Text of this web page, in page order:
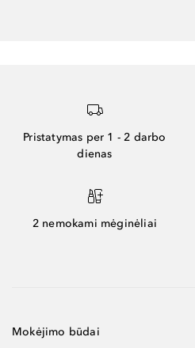
Pristatymas per 1 - 2 darbo
dienas
2 nemokami mėginėliai
Mokėjimo būdai